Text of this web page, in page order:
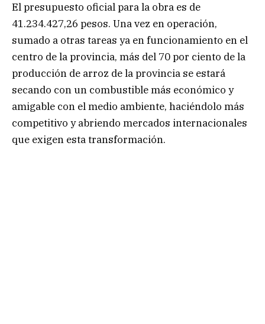
El presupuesto oficial para la obra es de
41.234.427,26 pesos. Una vez en operación,
sumado a otras tareas ya en funcionamiento en el
centro de la provincia, más del 70 por ciento de la
producción de arroz de la provincia se estará
secando con un combustible más económico y
amigable con el medio ambiente, haciéndolo más
competitivo y abriendo mercados internacionales
que exigen esta transformación.